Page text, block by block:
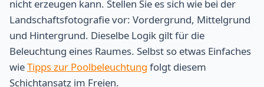
nicht erzeugen kann. Stellen Sie es sich wie bei der
Landschaftsfotografie vor: Vordergrund, Mittelgrund
und Hintergrund. Dieselbe Logik gilt für die
Beleuchtung eines Raumes. Selbst so etwas Einfaches
wieTipps zur Poolbeleuchtung folgt diesem
Schichtansatz im Freien.